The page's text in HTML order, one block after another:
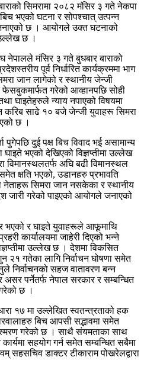
बाराको सिमरामा २०८२ मंसिर ३ गते नेकपा
भएको घटना र सोपश्चात् उत्पन्न
जनाएको छ । आयोगले उक्त घटनाको
उल्लेख छ ।
नेपालले मंसिर ३ गते बुधबार बाराको
पूर्व निर्धारित कार्यक्रममा भाग
जान लागेको र स्थानीय जेन्जी
गरेको आव्हानपछि सोही
घाइतेहरुले न्याय नपाएको विषयमा
करिब साढे १० बजे जेन्जी युवाहरू सिमरा
छ ।
पुगेपछि दुई पक्ष बिच विवाद भई असामान्य
घाइते भएको देखिएको विज्ञप्तीमा उल्लेख
विमानस्थलतर्फ अघि बढी विमानस्थल
क्षति भएको, उडानहरु प्रभावति
नेताहरू सिमरा जान नसकेका र स्थानीय
जारी गरेको पाइएको आयोगले जनाएको
भएको र घाइते युवाहरूले आफूमाथि
कार्यालयमा जाहेरी दिएको भन्ने
उल्लेख छ । देशमा विकसित
२१ गतेका लागि निर्वाचन घोषणा समेत
निर्वाचनको सहज वातावरण बन्न
असर पर्नेतर्फ नेपाल सरकार र सम्बन्धित
छ ।
१७ मा उल्लेखित स्वतन्त्रताको हक
बिच आपसी सद्भावमा समेत
गरेको छ । साथै संयमताका साथ
सहयोग गर्न समेत सम्बन्धित सबैमा
सहसचिव डाक्टर टीकाराम पोखरेलद्वारा